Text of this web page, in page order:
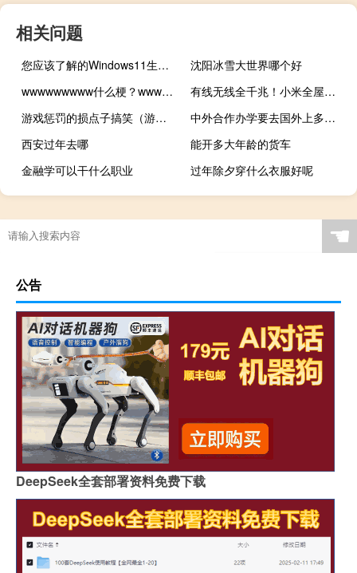
相关问题
您应该了解的Windows11生产力功能
沈阳冰雪大世界哪个好
wwwwwwwww什么梗？wwwwwwwww是什么意思什么梗
有线无线全千兆！小米全屋路由首销：499元、自研Mesh组网
游戏惩罚的损点子搞笑（游戏惩罚的损点子20个）
中外合作办学要去国外上多长时间课
西安过年去哪
能开多大年龄的货车
金融学可以干什么职业
过年除夕穿什么衣服好呢
☚
公告
DeepSeek全套部署资料免费下载